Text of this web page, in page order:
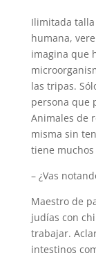
Ilimitada
humana,
imagina que
las tripas.
persona que
Animales de
misma sin
tiene
– ¿Vas
Maestro de
judías con
trabajar.
intestinos